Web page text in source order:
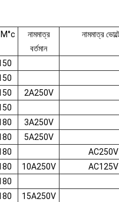
নামমাত্র
বর্তমান
নামমাত্র
2A250V
3A250V
5A250V
AC250V
10A250V AC125V
15A250V